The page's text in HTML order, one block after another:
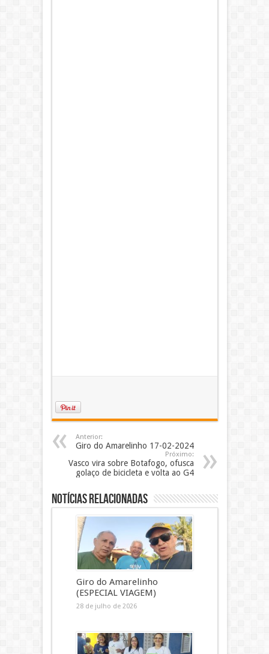
Anterior:
Giro do Amarelinho 17-02-2024
Próximo:
Vasco vira sobre Botafogo, ofusca
golaço de bicicleta e volta ao G4
Notícias Relacionadas
Giro do Amarelinho
(ESPECIAL VIAGEM)
28 de julho de 2026